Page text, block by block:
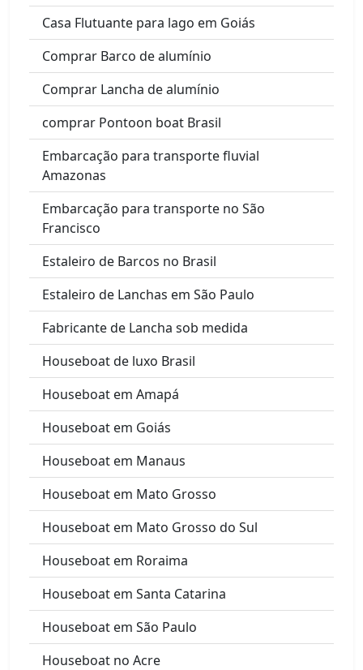
Casa Flutuante para lago em Goiás
Comprar Barco de alumínio
Comprar Lancha de alumínio
comprar Pontoon boat Brasil
Embarcação para transporte fluvial
Amazonas
Embarcação para transporte no São
Francisco
Estaleiro de Barcos no Brasil
Estaleiro de Lanchas em São Paulo
Fabricante de Lancha sob medida
Houseboat de luxo Brasil
Houseboat em Amapá
Houseboat em Goiás
Houseboat em Manaus
Houseboat em Mato Grosso
Houseboat em Mato Grosso do Sul
Houseboat em Roraima
Houseboat em Santa Catarina
Houseboat em São Paulo
Houseboat no Acre